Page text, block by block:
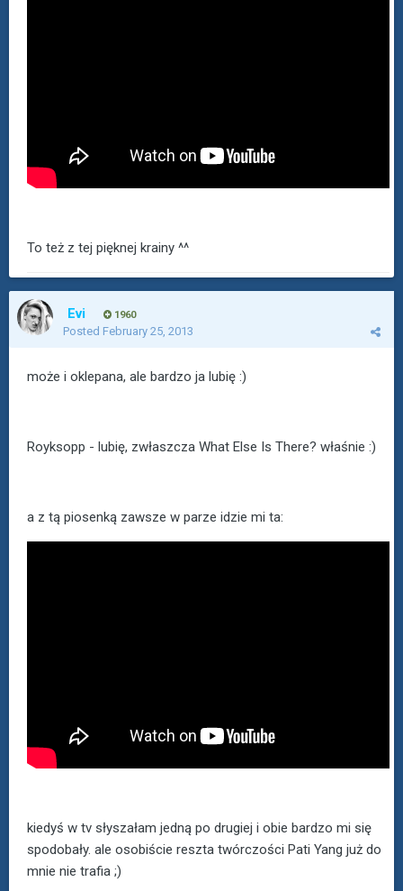
To też z tej pięknej krainy ^^
Evi 1960
Posted February 25, 2013
może i oklepana, ale bardzo ja lubię :)
Royksopp - lubię, zwłaszcza What Else Is There? właśnie :)
a z tą piosenką zawsze w parze idzie mi ta:
kiedyś w tv słyszałam jedną po drugiej i obie bardzo mi się
spodobały. ale osobiście reszta twórczości Pati Yang już do
mnie nie trafia ;)